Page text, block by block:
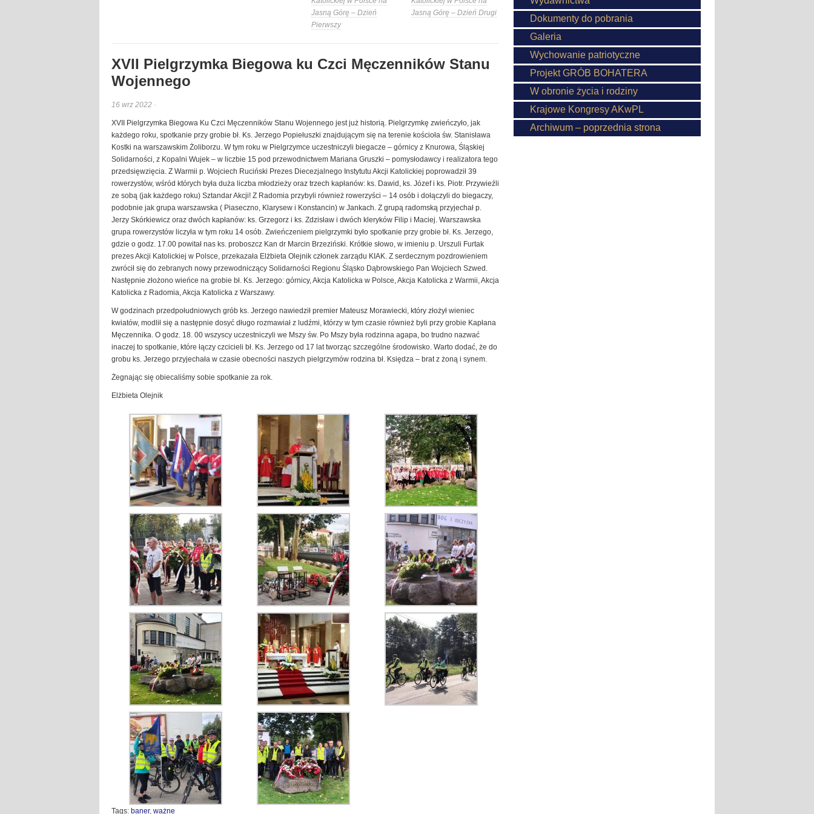
Jasną Górę – Dzień
Pierwszy
Jasną Górę – Dzień Drugi
XVII Pielgrzymka Biegowa ku Czci Męczenników Stanu
Wojennego
16 wrz 2022 ·
XVII Pielgrzymka Biegowa Ku Czci Męczenników Stanu Wojennego jest już historią. Pielgrzymkę zwieńczyło, jak
każdego roku, spotkanie przy grobie bł. Ks. Jerzego Popiełuszki znajdującym się na terenie kościoła św. Stanisława
Kostki na warszawskim Żoliborzu. W tym roku w Pielgrzymce uczestniczyli biegacze – górnicy z Knurowa, Śląskiej
Solidarności, z Kopalni Wujek – w liczbie 15 pod przewodnictwem Mariana Gruszki – pomysłodawcy i realizatora tego
przedsięwzięcia. Z Warmii p. Wojciech Ruciński Prezes Diecezjalnego Instytutu Akcji Katolickiej poprowadził 39
rowerzystów, wśród których była duża liczba młodzieży oraz trzech kapłanów: ks. Dawid, ks. Józef i ks. Piotr. Przywieźli
ze sobą (jak każdego roku) Sztandar Akcji! Z Radomia przybyli również rowerzyści – 14 osób i dołączyli do biegaczy,
podobnie jak grupa warszawska ( Piaseczno, Klarysew i Konstancin) w Jankach. Z grupą radomską przyjechał p.
Jerzy Skórkiewicz oraz dwóch kapłanów: ks. Grzegorz i ks. Zdzisław i dwóch kleryków Filip i Maciej. Warszawska
grupa rowerzystów liczyła w tym roku 14 osób. Zwieńczeniem pielgrzymki było spotkanie przy grobie bł. Ks. Jerzego,
gdzie o godz. 17.00 powitał nas ks. proboszcz Kan dr Marcin Brzeziński. Krótkie słowo, w imieniu p. Urszuli Furtak
prezes Akcji Katolickiej w Polsce, przekazała Elżbieta Olejnik członek zarządu KIAK. Z serdecznym pozdrowieniem
zwrócił się do zebranych nowy przewodniczący Solidarności Regionu Śląsko Dąbrowskiego Pan Wojciech Szwed.
Następnie złożono wieńce na grobie bł. Ks. Jerzego: górnicy, Akcja Katolicka w Polsce, Akcja Katolicka z Warmii, Akcja
Katolicka z Radomia, Akcja Katolicka z Warszawy.
W godzinach przedpołudniowych grób ks. Jerzego nawiedził premier Mateusz Morawiecki, który złożył wieniec
kwiatów, modlił się a następnie dosyć długo rozmawiał z ludźmi, którzy w tym czasie również byli przy grobie Kapłana
Męczennika. O godz. 18. 00 wszyscy uczestniczyli we Mszy św. Po Mszy była rodzinna agapa, bo trudno nazwać
inaczej to spotkanie, które łączy czcicieli bł. Ks. Jerzego od 17 lat tworząc szczególne środowisko. Warto dodać, że do
grobu ks. Jerzego przyjechała w czasie obecności naszych pielgrzymów rodzina bł. Księdza – brat z żoną i synem.
Żegnając się obiecaliśmy sobie spotkanie za rok.
Elżbieta Olejnik
Tags: baner, ważne
Dokumenty do pobrania
Galeria
Wychowanie patriotyczne
Projekt GRÓB BOHATERA
W obronie życia i rodziny
Krajowe Kongresy AKwPL
Archiwum – poprzednia strona